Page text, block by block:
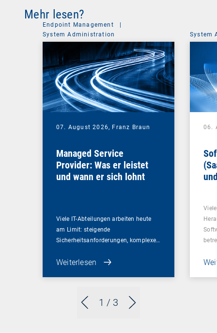
Mehr lesen?
1 / 3
Endpoint Management
System Administration
07. August 2026, Franz Braun
Managed Service
Provider: Was er leistet
und wann er sich lohnt
Viele IT-Abteilungen arbeiten heute
am Limit: steigende
Sicherheitsanforderungen, komplexe…
Weiterlesen
System
06.